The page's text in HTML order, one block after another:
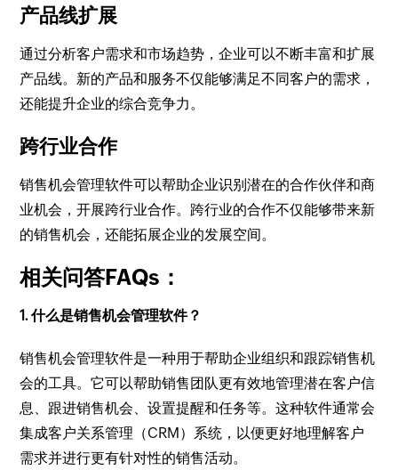
产品线扩展
通过分析客户需求和市场趋势，企业可以不断丰富和扩展
产品线。新的产品和服务不仅能够满足不同客户的需求，
还能提升企业的综合竞争力。
跨行业合作
销售机会管理软件可以帮助企业识别潜在的合作伙伴和商
业机会，开展跨行业合作。跨行业的合作不仅能够带来新
的销售机会，还能拓展企业的发展空间。
相关问答FAQs：
1. 什么是销售机会管理软件？
销售机会管理软件是一种用于帮助企业组织和跟踪销售机
会的工具。它可以帮助销售团队更有效地管理潜在客户信
息、跟进销售机会、设置提醒和任务等。这种软件通常会
集成客户关系管理（CRM）系统，以便更好地理解客户
需求并进行更有针对性的销售活动。